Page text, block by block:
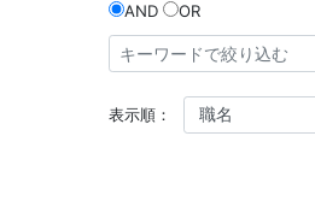
AND OR
表示順：